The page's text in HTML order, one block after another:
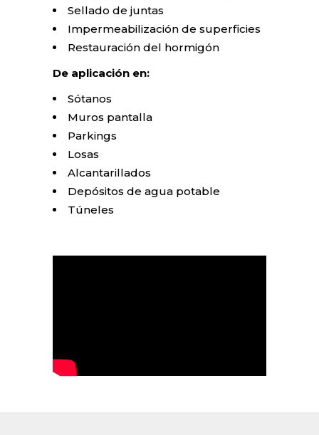
Sellado de juntas
Impermeabilización de superficies
Restauración del hormigón
De aplicación en:
Sótanos
Muros pantalla
Parkings
Losas
Alcantarillados
Depósitos de agua potable
Túneles